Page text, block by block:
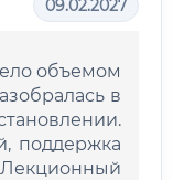
09.02.2027
объемом
в
поддержка